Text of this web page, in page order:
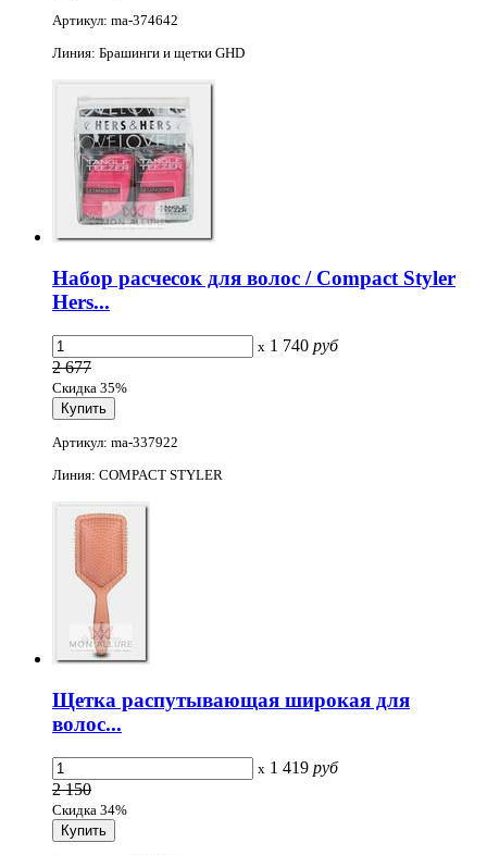
Артикул: ma-374642
Линия: Брашинги и щетки GHD
Набор расчесок для волос / Compact Styler
Hers...
x 1 740 руб
2 677
Скидка 35%
Артикул: ma-337922
Линия: COMPACT STYLER
Щетка распутывающая широкая для
волос...
x 1 419 руб
2 150
Скидка 34%